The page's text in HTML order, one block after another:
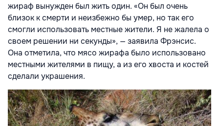
жираф вынужден был жить один. «Он был очень
близок к смерти и неизбежно бы умер, но так его
смогли использовать местные жители. Я не жалела о
своем решении ни секунды», — заявила Фрэнсис.
Она отметила, что мясо жирафа было использовано
местными жителями в пищу, а из его хвоста и костей
сделали украшения.